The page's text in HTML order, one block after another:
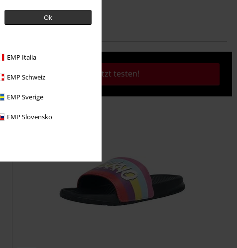
Ok
EMP Italia
EMP Schweiz
EMP Sverige
EMP Slovensko
Jetzt testen!